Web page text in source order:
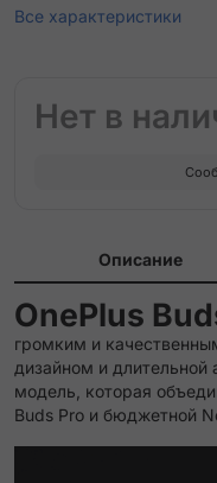
Все характеристики
Нет в
Описание
OnePlus
громким и
дизайном и
модель, которая
Buds Pro и бюджетной